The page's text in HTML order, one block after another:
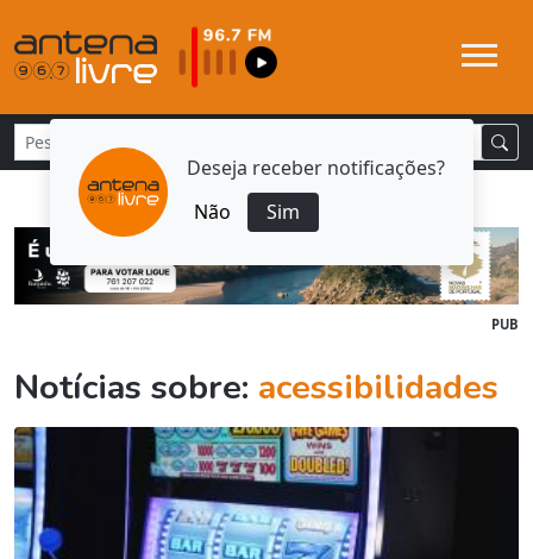
Deseja receber notificações?
Não
Sim
PUB
Notícias sobre: acessibilidades